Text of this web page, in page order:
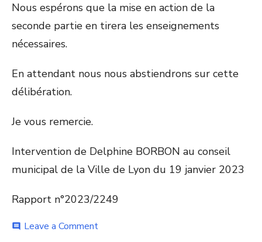
Nous espérons que la mise en action de la
seconde partie en tirera les enseignements
nécessaires.
En attendant nous nous abstiendrons sur cette
délibération.
Je vous remercie.
Intervention de Delphine BORBON au conseil
municipal de la Ville de Lyon du 19 janvier 2023
Rapport n°2023/2249
comment Leave a Commenton